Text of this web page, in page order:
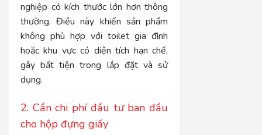
nghiệp có kích thước lớn hơn thông
thường. Điều này khiến sản phẩm
không phù hợp với toilet gia đình
hoặc khu vực có diện tích hạn chế,
gây bất tiện trong lắp đặt và sử
dụng.
2. Cần chi phí đầu tư ban đầu
cho hộp đựng giấy